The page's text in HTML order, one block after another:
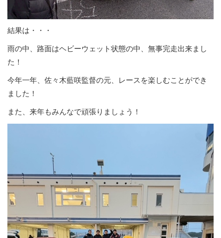
結果は・・・
雨の中、路面はヘビーウェット状態の中、無事完走出来まし
た！
今年一年、佐々木藍咲監督の元、レースを楽しむことができ
ました！
また、来年もみんなで頑張りましょう！